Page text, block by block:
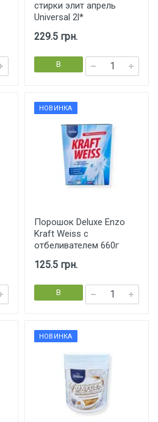
стирки элит апрель
Universal 2l*
229.5 грн.
В
корзину
НОВИНКА
Порошок Deluxe Enzo
Kraft Weiss с
отбеливателем 660г
125.5 грн.
В
корзину
НОВИНКА